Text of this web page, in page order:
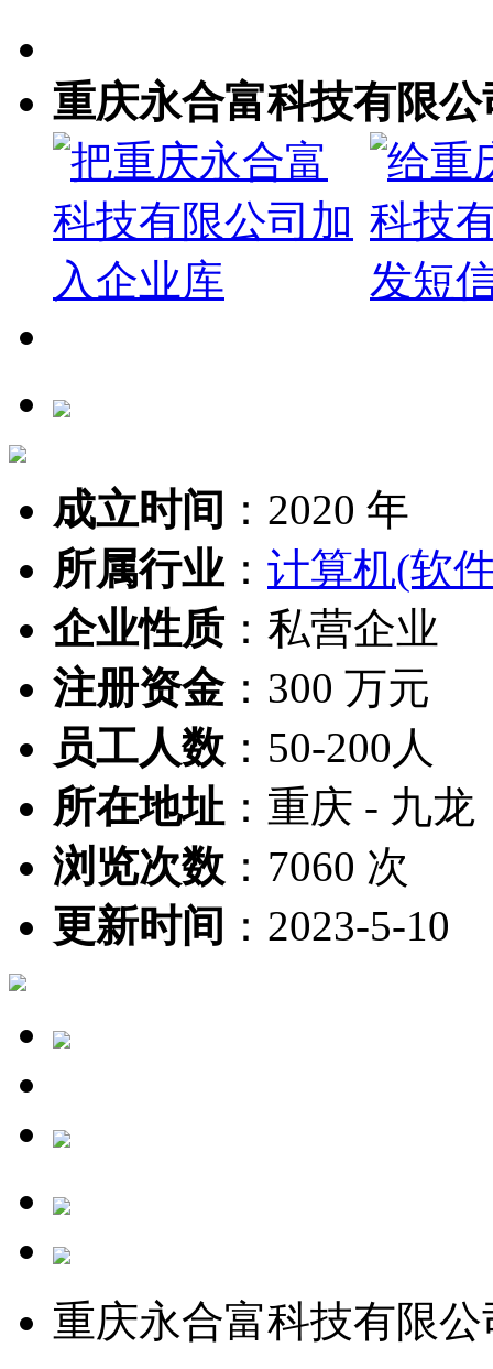
重庆永合富科技有限公
成立时间 ： 2020 年
所属行业： 计算机(软
企业性质： 私营企业
注册资金： 300 万元
员工人数 ： 50-200人
所在地址 ： 重庆 - 九龙
浏览次数 ： 7060 次
更新时间 ： 2023-5-10
重庆永合富科技有限